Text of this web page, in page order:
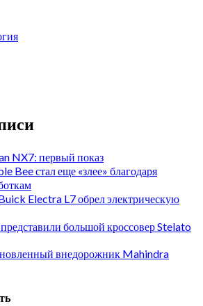
NX7: первый показ
Bee стал еще «злее» благодаря
Electra L7 обрел электрическую
большой кроссовер Stelato
внедорожник Mahindra